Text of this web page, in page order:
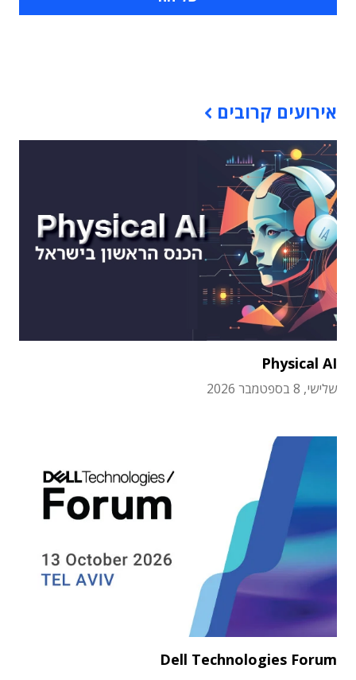
אירועים קרובים
Physical AI
שלישי, 8 בספטמבר 2026
Dell Technologies Forum